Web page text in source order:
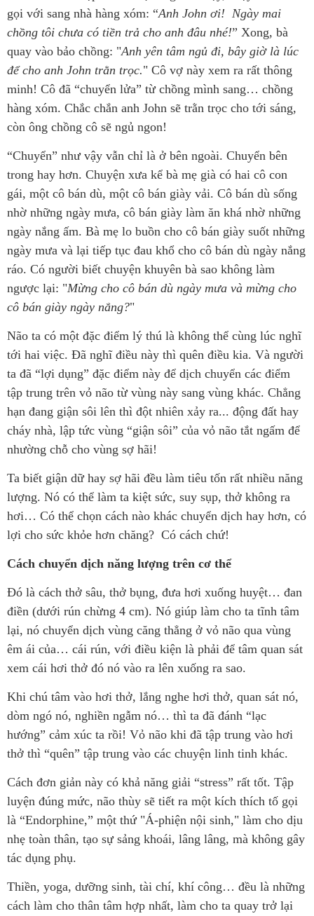
gọi với sang nhà hàng xóm: “Anh John ơi! Ngày mai
chồng tôi chưa có tiền trả cho anh đâu nhé!” Xong, bà
quay vào bảo chồng: "Anh yên tâm ngủ đi, bây giờ là lúc
để cho anh John trằn trọc." Cô vợ này xem ra rất thông
minh! Cô đã “chuyển lửa” từ chồng mình sang… chồng
hàng xóm. Chắc chắn anh John sẽ trằn trọc cho tới sáng,
còn ông chồng cô sẽ ngủ ngon!
“Chuyển” như vậy vẫn chỉ là ở bên ngoài. Chuyển bên
trong hay hơn. Chuyện xưa kể bà mẹ già có hai cô con
gái, một cô bán dù, một cô bán giày vải. Cô bán dù sống
nhờ những ngày mưa, cô bán giày làm ăn khá nhờ những
ngày nắng ấm. Bà mẹ lo buồn cho cô bán giày suốt những
ngày mưa và lại tiếp tục đau khổ cho cô bán dù ngày nắng
ráo. Có người biết chuyện khuyên bà sao không làm
ngược lại: "Mừng cho cô bán dù ngày mưa và mừng cho
cô bán giày ngày nắng?"
Não ta có một đặc điểm lý thú là không thể cùng lúc nghĩ
tới hai việc. Đã nghĩ điều này thì quên điều kia. Và người
ta đã “lợi dụng” đặc điểm này để dịch chuyển các điểm
tập trung trên vỏ não từ vùng này sang vùng khác. Chẳng
hạn đang giận sôi lên thì đột nhiên xảy ra... động đất hay
cháy nhà, lập tức vùng “giận sôi” của vỏ não tắt ngấm để
nhường chỗ cho vùng sợ hãi!
Ta biết giận dữ hay sợ hãi đều làm tiêu tốn rất nhiều năng
lượng. Nó có thể làm ta kiệt sức, suy sụp, thở không ra
hơi… Có thể chọn cách nào khác chuyển dịch hay hơn, có
lợi cho sức khỏe hơn chăng? Có cách chứ!
Cách chuyển dịch năng lượng trên cơ thể
Đó là cách thở sâu, thở bụng, đưa hơi xuống huyệt… đan
điền (dưới rún chừng 4 cm). Nó giúp làm cho ta tĩnh tâm
lại, nó chuyển dịch vùng căng thẳng ở vỏ não qua vùng
êm ái của… cái rún, với điều kiện là phải để tâm quan sát
xem cái hơi thở đó nó vào ra lên xuống ra sao.
Khi chú tâm vào hơi thở, lắng nghe hơi thở, quan sát nó,
dòm ngó nó, nghiền ngẫm nó… thì ta đã đánh “lạc
hướng” cảm xúc ta rồi! Vỏ não khi đã tập trung vào hơi
thở thì “quên” tập trung vào các chuyện linh tinh khác.
Cách đơn giản này có khả năng giải “stress” rất tốt. Tập
luyện đúng mức, não thùy sẽ tiết ra một kích thích tố gọi
là “Endorphine,” một thứ "Á-phiện nội sinh," làm cho dịu
nhẹ toàn thân, tạo sự sảng khoái, lâng lâng, mà không gây
tác dụng phụ.
Thiền, yoga, dưỡng sinh, tài chí, khí công… đều là những
cách làm cho thân tâm hợp nhất, làm cho ta quay trở lại